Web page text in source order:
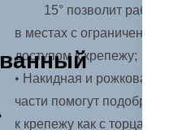
15° позволит работать
в местах с ограниченным
доступом к крепежу;
• Накидная и рожковая
части помогут подобраться
к крепежу как с торца, так и